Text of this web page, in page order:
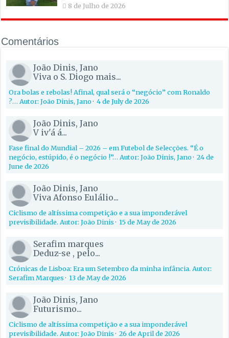
8 de Julho de 2026
Comentários
João Dinis, Jano
Viva o S. Diogo mais...
Ora bolas e rebolas! Afinal, qual será o “negócio” com Ronaldo
?… Autor: João Dinis, Jano·4 de July de 2026
João Dinis, Jano
V iv'á á...
Fase final do Mundial – 2026 – em Futebol de Selecções. “É o
negócio, estúpido, é o negócio !”… Autor: João Dinis, Jano·24 de
June de 2026
João Dinis, Jano
Viva Afonso Eulálio...
Ciclismo de altíssima competição e a sua imponderável
previsibilidade. Autor: João Dinis·15 de May de 2026
Serafim marques
Deduz-se , pelo...
Crónicas de Lisboa: Era um Setembro da minha infância. Autor:
Serafim Marques·13 de May de 2026
João Dinis, Jano
Futurismo...
Ciclismo de altíssima competição e a sua imponderável
previsibilidade. Autor: João Dinis·26 de April de 2026